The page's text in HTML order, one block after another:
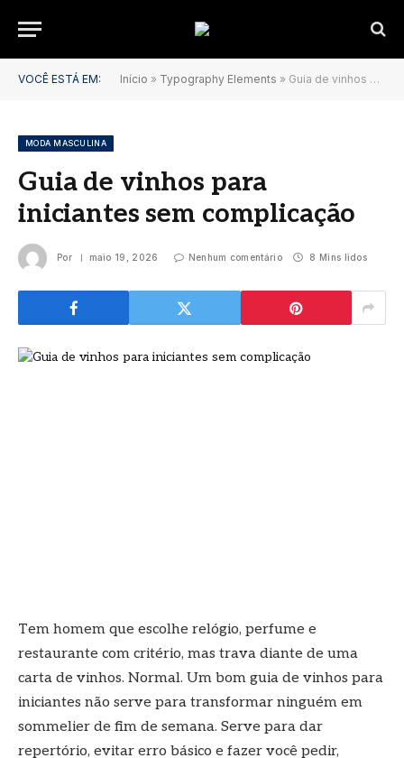
VOCÊ ESTÁ EM: Início » Typography Elements » Guia de vinhos para iniciantes sem complicação
MODA MASCULINA
Guia de vinhos para
iniciantes sem complicação
Por maio 19, 2026 Nenhum comentário 8 Mins lidos
Tem homem que escolhe relógio, perfume e
restaurante com critério, mas trava diante de uma
carta de vinhos. Normal. Um bom guia de vinhos para
iniciantes não serve para transformar ninguém em
sommelier de fim de semana. Serve para dar
repertório, evitar erro básico e fazer você pedir,